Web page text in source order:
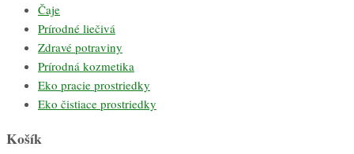
Čaje
Prírodné liečivá
Zdravé potraviny
Prírodná kozmetika
Eko pracie prostriedky
Eko čistiace prostriedky
Košík